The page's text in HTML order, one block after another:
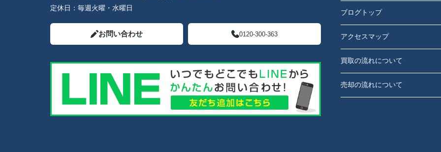
定休日： 毎週火曜・水曜日
お問い合わせ 0120-300-363
ブログトップ
アクセスマップ
買取の流れについて
売却の流れについて